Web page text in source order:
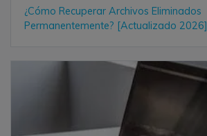
¿Cómo Recuperar Archivos Eliminados
Permanentemente? [Actualizado 2026]